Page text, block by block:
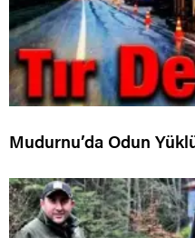
Mudurnu’da Odun